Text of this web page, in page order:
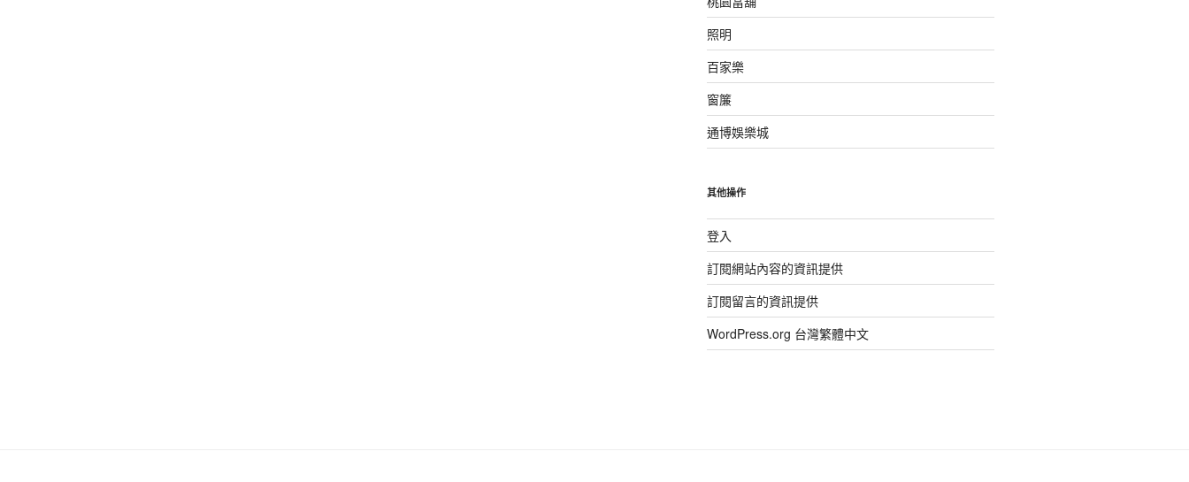
照明
百家樂
窗簾
通博娛樂城
其他操作
登入
訂閱網站內容的資訊提供
訂閱留言的資訊提供
WordPress.org 台灣繁體中文